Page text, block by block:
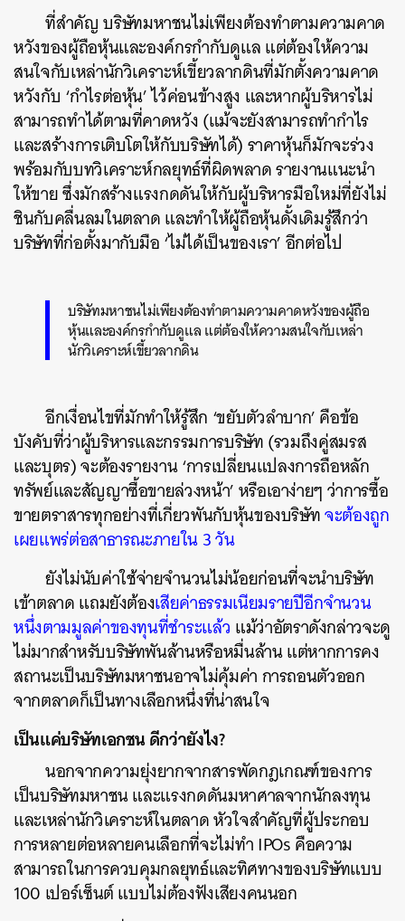
ที่สำคัญบริษัทมหาชนไม่เพียงต้องทำตามความคาด
หวังของผู้ถือหุ้นและองค์กรกำกับดูแล แต่ต้องให้ความ
สนใจกับเหล่านักวิเคราะห์เขี้ยวลากดินที่มักตั้งความคาด
หวังกับ ‘กำไรต่อหุ้น’ ไว้ค่อนข้างสูง และหากผู้บริหารไม่
สามารถทำได้ตามที่คาดหวัง (แม้จะยังสามารถทำกำไร
และสร้างการเติบโตให้กับบริษัทได้) ราคาหุ้นก็มักจะร่วง
พร้อมกับบทวิเคราะห์กลยุทธ์ที่ผิดพลาด รายงานแนะนำ
ให้ขาย ซึ่งมักสร้างแรงกดดันให้กับผู้บริหารมือใหม่ที่ยังไม่
ชินกับคลื่นลมในตลาด และทำให้ผู้ถือหุ้นดั้งเดิมรู้สึกว่า
บริษัทที่ก่อตั้งมากับมือ ‘ไม่ได้เป็นของเรา’ อีกต่อไป
บริษัทมหาชนไม่เพียงต้องทำตามความคาดหวังของผู้ถือ
หุ้นและองค์กรกำกับดูแล แต่ต้องให้ความสนใจกับเหล่า
นักวิเคราะห์เขี้ยวลากดิน
อีกเงื่อนไขที่มักทำให้รู้สึก ‘ขยับตัวลำบาก’ คือข้อ
บังคับที่ว่าผู้บริหารและกรรมการบริษัท (รวมถึงคู่สมรส
และบุตร) จะต้องรายงาน ‘การเปลี่ยนแปลงการถือหลัก
ทรัพย์และสัญญาซื้อขายล่วงหน้า’ หรือเอาง่ายๆ ว่าการซื้อ
ขายตราสารทุกอย่างที่เกี่ยวพันกับหุ้นของบริษัทจะต้องถูก
เผยแพร่ต่อสาธารณะภายใน 3 วัน
ยังไม่นับค่าใช้จ่ายจำนวนไม่น้อยก่อนที่จะนำบริษัท
เข้าตลาด แถมยังต้องเสียค่าธรรมเนียมรายปีอีกจำนวน
หนึ่งตามมูลค่าของทุนที่ชำระแล้ว แม้ว่าอัตราดังกล่าวจะดู
ไม่มากสำหรับบริษัทพันล้านหรือหมื่นล้าน แต่หากการคง
สถานะเป็นบริษัทมหาชนอาจไม่คุ้มค่า การถอนตัวออก
จากตลาดก็เป็นทางเลือกหนึ่งที่น่าสนใจ
เป็นแค่บริษัทเอกชน ดีกว่ายังไง?
นอกจากความยุ่งยากจากสารพัดกฎเกณฑ์ของการ
เป็นบริษัทมหาชน และแรงกดดันมหาศาลจากนักลงทุน
และเหล่านักวิเคราะห์ในตลาด หัวใจสำคัญที่ผู้ประกอบ
การหลายต่อหลายคนเลือกที่จะไม่ทำ IPOs คือความ
สามารถในการควบคุมกลยุทธ์และทิศทางของบริษัทแบบ
100 เปอร์เซ็นต์ แบบไม่ต้องฟังเสียงคนนอก